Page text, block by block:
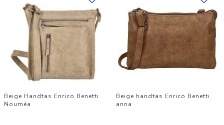
Beige Handtas Enrico Benetti
Nouméa
Beige handtas Enrico Benetti
anna